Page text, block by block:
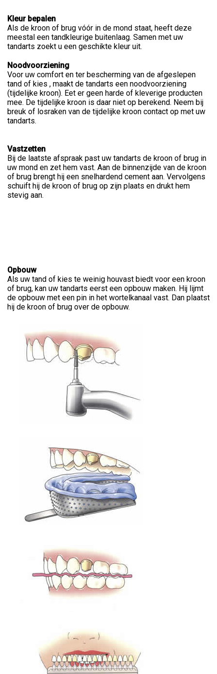
Kleur bepalen
Als de kroon of brug vóór in de mond staat, heeft deze
meestal een tandkleurige buitenlaag. Samen met uw
tandarts zoekt u een geschikte kleur uit.
Noodvoorziening
Voor uw comfort en ter bescherming van de afgeslepen
tand of kies , maakt de tandarts een noodvoorziening
(tijdelijke kroon). Eet er geen harde of kleverige producten
mee. De tijdelijke kroon is daar niet op berekend. Neem bij
breuk of losraken van de tijdelijke kroon contact op met uw
tandarts.
Vastzetten
Bij de laatste afspraak past uw tandarts de kroon of brug in
uw mond en zet hem vast. Aan de binnenzijde van de kroon
of brug brengt hij een snelhardend cement aan. Vervolgens
schuift hij de kroon of brug op zijn plaats en drukt hem
stevig aan.
Opbouw
Als uw tand of kies te weinig houvast biedt voor een kroon
of brug, kan uw tandarts eerst een opbouw maken. Hij lijmt
de opbouw met een pin in het wortelkanaal vast. Dan plaatst
hij de kroon of brug over de opbouw.